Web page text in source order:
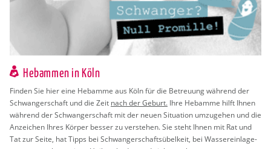
Hebammen in Köln
Fin­den Sie hier eine Heb­am­me aus Köln für die Be­treu­ung wäh­rend der
Schwan­ger­schaft und die Zeit nach der Ge­burt. Ihre Heb­am­me hilft Ihnen
wäh­rend der Schwan­ger­schaft mit der neuen Si­tua­ti­on um­zu­ge­hen und die
An­zei­chen Ihres Kör­per bes­ser zu ver­ste­hen. Sie steht Ihnen mit Rat und
Tat zur Seite, hat Tipps bei Schwan­ger­schafts­übel­keit, bei Was­ser­ein­la­ge­